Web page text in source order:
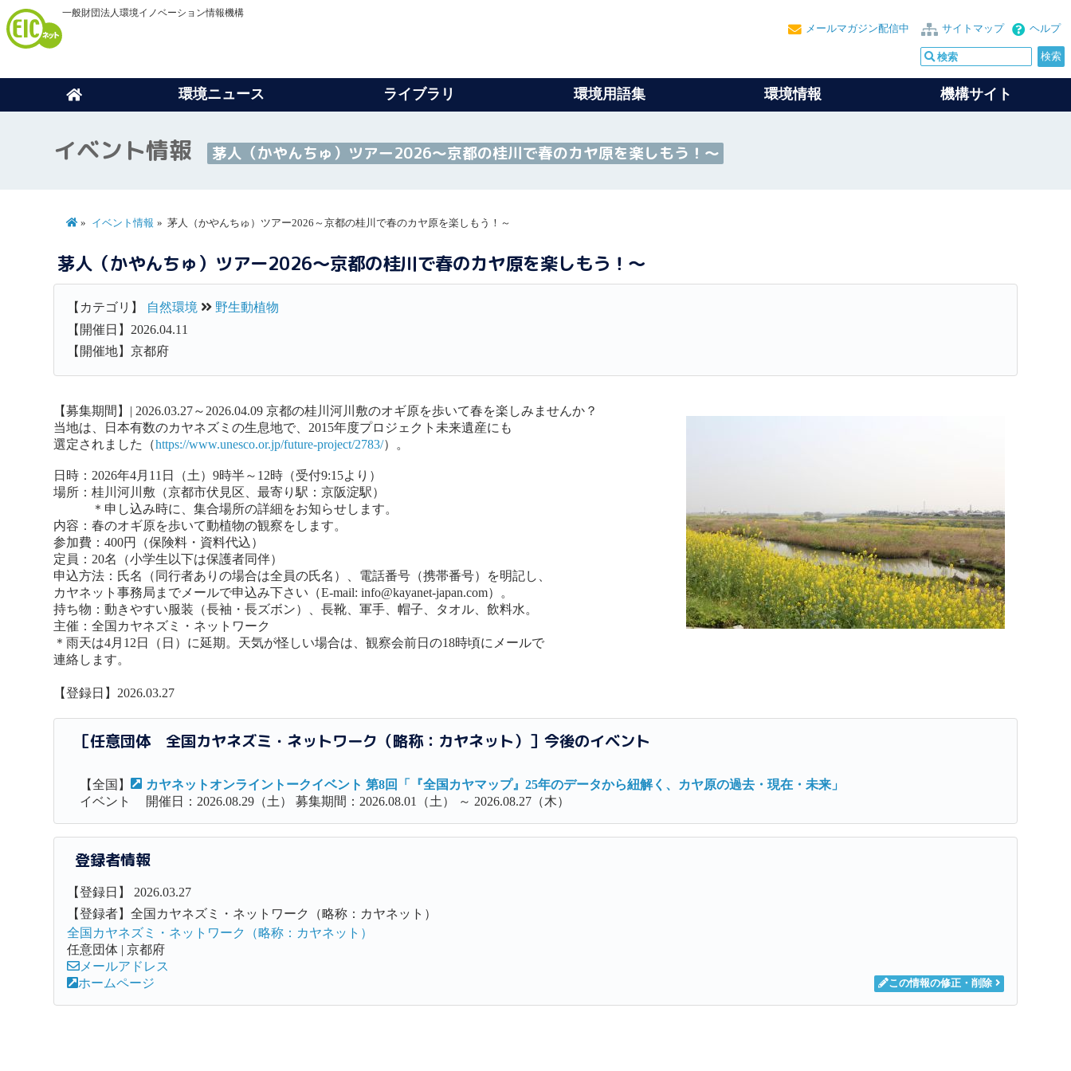
一般財団法人環境イノベーション情報機構
ヘルプ
サイトマップ
メールマガジン配信中
環境ニュース ライブラリ 環境用語集 環境情報 機構サイト
イベント情報 茅人（かやんちゅ）ツアー2026～京都の桂川で春のカヤ原を楽しもう！～
イベント情報 茅人（かやんちゅ）ツアー2026～京都の桂川で春のカヤ原を楽しもう！～
茅人（かやんちゅ）ツアー2026～京都の桂川で春のカヤ原を楽しもう！～
【カテゴリ】 自然環境
野生動植物
【開催日】2026.04.11
【開催地】京都府
【募集期間】| 2026.03.27～2026.04.09京都の桂川河川敷のオギ原を歩いて春を楽しみませんか？
当地は、日本有数のカヤネズミの生息地で、2015年度プロジェクト未来遺産にも
選定されました（https://www.unesco.or.jp/future-project/2783/）。
日時：2026年4月11日（土）9時半～12時（受付9:15より）
場所：桂川河川敷（京都市伏見区、最寄り駅：京阪淀駅）
＊申し込み時に、集合場所の詳細をお知らせします。
内容：春のオギ原を歩いて動植物の観察をします。
参加費：400円（保険料・資料代込）
定員：20名（小学生以下は保護者同伴）
申込方法：氏名（同行者ありの場合は全員の氏名）、電話番号（携帯番号）を明記し、
カヤネット事務局までメールで申込み下さい（E-mail: info@kayanet-japan.com）。
持ち物：動きやすい服装（長袖・長ズボン）、長靴、軍手、帽子、タオル、飲料水。
主催：全国カヤネズミ・ネットワーク
＊雨天は4月12日（日）に延期。天気が怪しい場合は、観察会前日の18時頃にメールで
連絡します。
【登録日】2026.03.27
［任意団体 全国カヤネズミ・ネットワーク（略称：カヤネット）］今後のイベント
【全国】
イベント
カヤネットオンライントークイベント 第8回「『全国カヤマップ』25年のデータから紐解く、カヤ原の過去・現在・未来」
開催日：2026.08.29（土） 募集期間：2026.08.01（土） ～ 2026.08.27（木）
登録者情報
【登録日】 2026.03.27
【登録者】全国カヤネズミ・ネットワーク（略称：カヤネット）
全国カヤネズミ・ネットワーク（略称：カヤネット）
任意団体 | 京都府
メールアドレス
ホームページ
この情報の修正・削除